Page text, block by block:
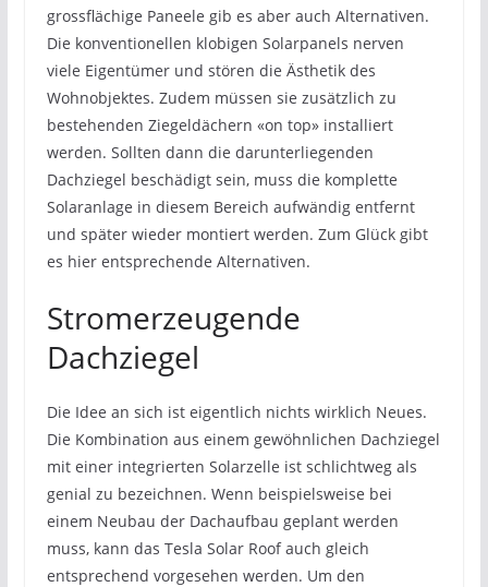
grossflächige Paneele gib es aber auch Alternativen.
Die konventionellen klobigen Solarpanels nerven
viele Eigentümer und stören die Ästhetik des
Wohnobjektes. Zudem müssen sie zusätzlich zu
bestehenden Ziegeldächern «on top» installiert
werden. Sollten dann die darunterliegenden
Dachziegel beschädigt sein, muss die komplette
Solaranlage in diesem Bereich aufwändig entfernt
und später wieder montiert werden. Zum Glück gibt
es hier entsprechende Alternativen.
Stromerzeugende
Dachziegel
Die Idee an sich ist eigentlich nichts wirklich Neues.
Die Kombination aus einem gewöhnlichen Dachziegel
mit einer integrierten Solarzelle ist schlichtweg als
genial zu bezeichnen. Wenn beispielsweise bei
einem Neubau der Dachaufbau geplant werden
muss, kann das Tesla Solar Roof auch gleich
entsprechend vorgesehen werden. Um den